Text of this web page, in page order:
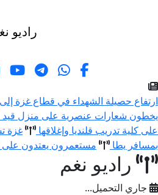
راديو
ارتفاع حصيلة الشهداء في قطاع غزة إلى 73,381 والإصابات إلى 174,231 منذ بدء العدوان
يخطون شعارات عنصرية على منزل قيد
على كلية تدريب قلنديا وإغلاقها
غزة تشيع 112 شهيدا من عائلة
بمسافر يطا
مستعمرون يعتدون على
راديو نغم
جاري التحميل...